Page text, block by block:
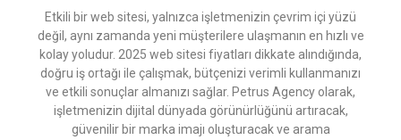
Etkili bir web sitesi, yalnızca işletmenizin çevrim içi yüzü
değil, aynı zamanda yeni müşterilere ulaşmanın en hızlı ve
kolay yoludur. 2025 web sitesi fiyatları dikkate alındığında,
doğru iş ortağı ile çalışmak, bütçenizi verimli kullanmanızı
ve etkili sonuçlar almanızı sağlar. Petrus Agency olarak,
işletmenizin dijital dünyada görünürlüğünü artıracak,
güvenilir bir marka imajı oluşturacak ve arama